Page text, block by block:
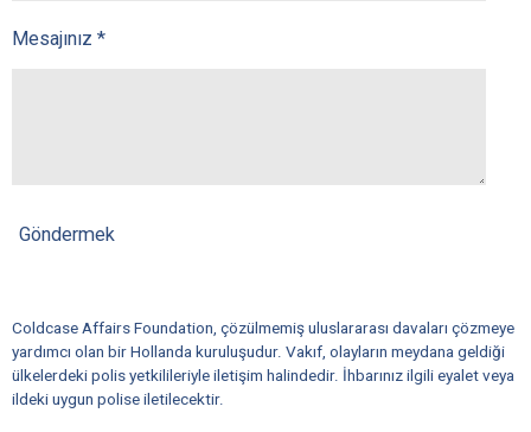
Mesajınız *
Göndermek
Coldcase Affairs Foundation, çözülmemiş uluslararası davaları çözmeye
yardımcı olan bir Hollanda kuruluşudur. Vakıf, olayların meydana geldiği
ülkelerdeki polis yetkilileriyle iletişim halindedir. İhbarınız ilgili eyalet veya
ildeki uygun polise iletilecektir.